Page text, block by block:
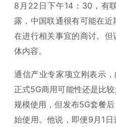
8月22日下午14：30，有
露，中国联通很有可能在
在进行相关事宜的商讨。
体内容。
通信产业专家项立刚表示
正式5G商用可能性还是比
规模使用，但发布5G套餐
始使用。他说，即便9月1